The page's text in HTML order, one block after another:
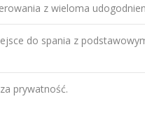
z wieloma
do spania z
prywatność.